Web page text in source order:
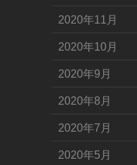
2020年11月
2020年10月
2020年9月
2020年8月
2020年7月
2020年5月